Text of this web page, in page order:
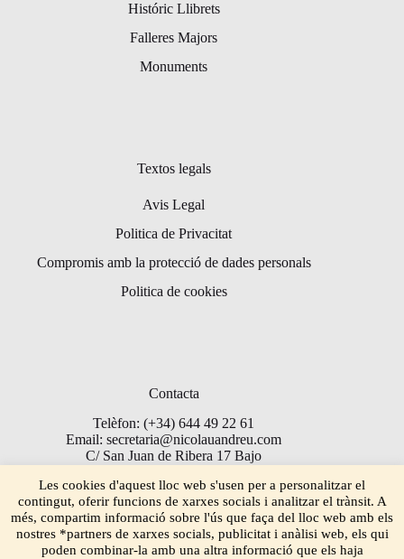
Históric Llibrets
Falleres Majors
Monuments
Textos legals
Avis Legal
Politica de Privacitat
Compromis amb la protecció de dades personals
Politica de cookies
Contacta
Telèfon: (+34) 644 49 22 61
Email: secretaria@nicolauandreu.com
C/ San Juan de Ribera 17 Bajo
Les cookies d'aquest lloc web s'usen per a personalitzar el
contingut, oferir funcions de xarxes socials i analitzar el trànsit. A
més, compartim informació sobre l'ús que faça del lloc web amb els
nostres *partners de xarxes socials, publicitat i anàlisi web, els qui
poden combinar-la amb una altra informació que els haja